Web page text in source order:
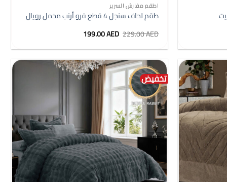
اطقم مفارش السرير
طقم لحاف سنجل 4 قطع فرو أرنب مخمل رويال
229.00AED السعر
الأصلي
هو:
229.00 AED.
199.00AED
هو:
199.00 AED.
تخفيض